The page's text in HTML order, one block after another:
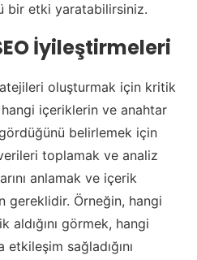
bir etki yaratabilirsiniz.
İyileştirmeleri
oluşturmak için kritik
hangi içeriklerin ve anahtar
belirlemek için
toplamak ve analiz
anlamak ve içerik
gereklidir. Örneğin, hangi
aldığını görmek, hangi
sağladığını